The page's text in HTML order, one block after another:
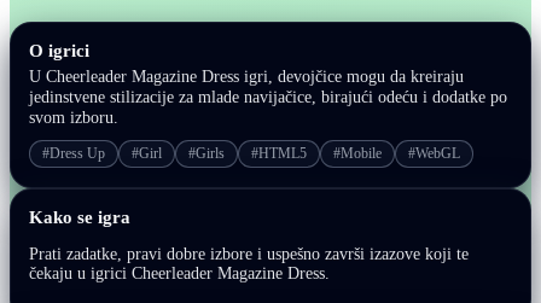
O igrici
U Cheerleader Magazine Dress igri, devojčice mogu da kreiraju
jedinstvene stilizacije za mlade navijačice, birajući odeću i dodatke po
svom izboru.
#Dress Up #Girl #Girls #HTML5 #Mobile #WebGL
Kako se igra
Prati zadatke, pravi dobre izbore i uspešno završi izazove koji te
čekaju u igrici Cheerleader Magazine Dress.